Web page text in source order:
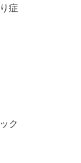
症
ク